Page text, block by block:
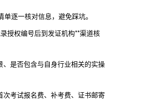
逐一核对信息，避免踩坑。
授权编号后到发证机构**渠道核
是否包含与自身行业相关的实操
考试报名费、补考费、证书邮寄